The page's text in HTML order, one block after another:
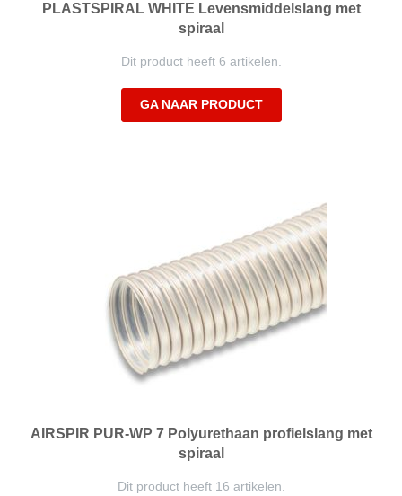
PLASTSPIRAL WHITE Levensmiddelslang met
spiraal
Dit product heeft 6 artikelen.
GA NAAR PRODUCT
AIRSPIR PUR-WP 7 Polyurethaan profielslang met
spiraal
Dit product heeft 16 artikelen.